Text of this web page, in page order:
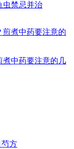
虫禁忌并治
煮中药要注意的几